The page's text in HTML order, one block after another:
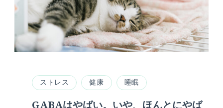
ストレス 健康 睡眠
GABAはやばい。いや、ほんとにやば